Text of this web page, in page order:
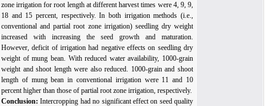
zone irrigation for root length at different harvest times were 4, 9, 9,
18 and 15 percent, respectively. In both irrigation methods (i.e.,
conventional and partial root zone irrigation) seedling dry weight
increased with increasing the seed growth and maturation.
However, deficit of irrigation had negative effects on seedling dry
weight of mung bean. With reduced water availability, 1000-grain
weight and shoot length were also reduced. 1000-grain and shoot
length of mung bean in conventional irrigation were 11 and 10
percent higher than those of partial root zone irrigation, respectively.
Conclusion:Intercropping had no significant effect on seed quality